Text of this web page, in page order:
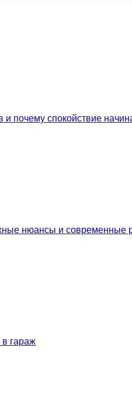
и почему спокойствие
нюансы и современные
гараж